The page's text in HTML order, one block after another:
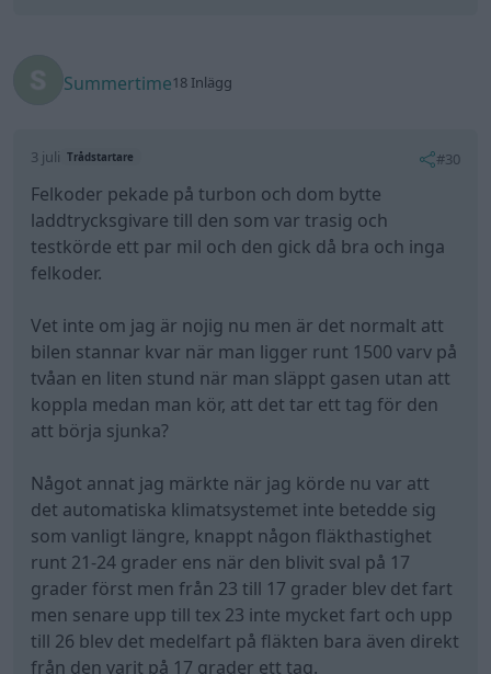
Summertime18 Inlägg
3 juli Trådstartare #30
Felkoder pekade på turbon och dom bytte
laddtrycksgivare till den som var trasig och
testkörde ett par mil och den gick då bra och inga
felkoder.
Vet inte om jag är nojig nu men är det normalt att
bilen stannar kvar när man ligger runt 1500 varv på
tvåan en liten stund när man släppt gasen utan att
koppla medan man kör, att det tar ett tag för den
att börja sjunka?
Något annat jag märkte när jag körde nu var att
det automatiska klimatsystemet inte betedde sig
som vanligt längre, knappt någon fläkthastighet
runt 21-24 grader ens när den blivit sval på 17
grader först men från 23 till 17 grader blev det fart
men senare upp till tex 23 inte mycket fart och upp
till 26 blev det medelfart på fläkten bara även direkt
från den varit på 17 grader ett tag.